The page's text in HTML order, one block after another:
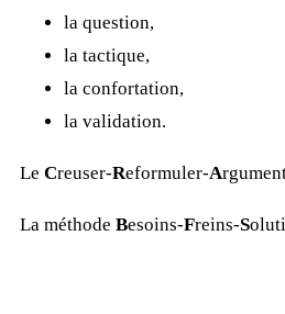
la question,
la tactique,
la confortation,
la validation.
Le Creuser-Reformuler-A
La méthode Besoins-Freins-S